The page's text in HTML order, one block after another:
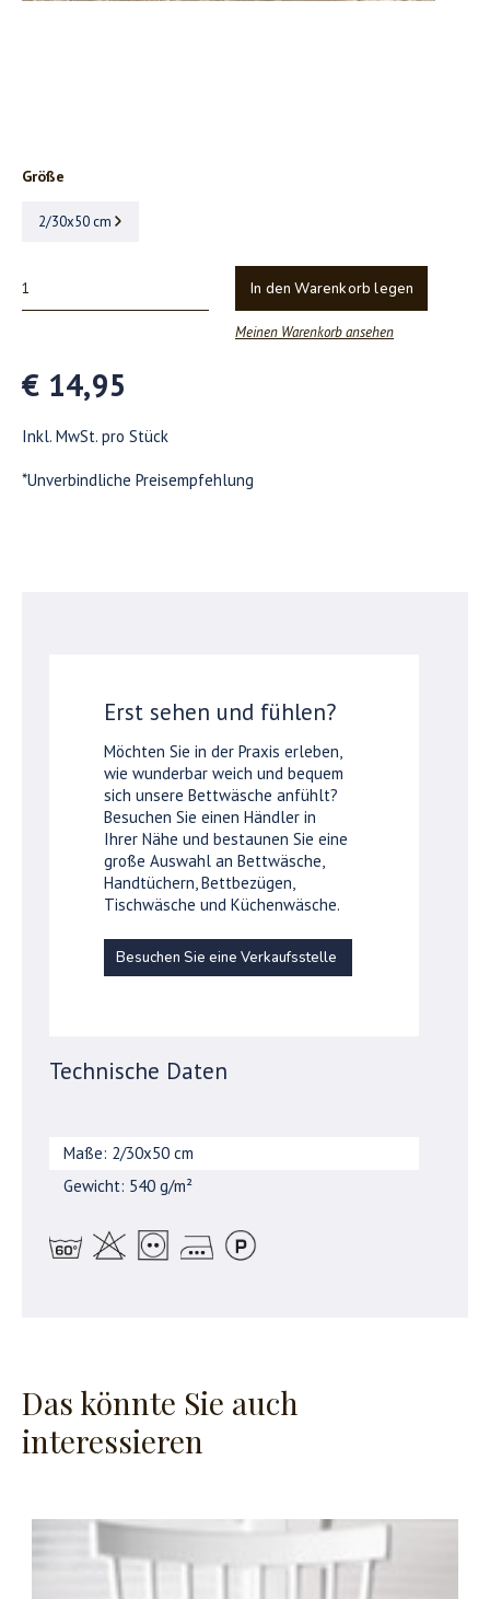
Größe
2/30x50 cm
In den Warenkorb legen
Meinen Warenkorb ansehen
€ 14,95
Inkl. MwSt. pro Stück
*Unverbindliche Preisempfehlung
Erst sehen und fühlen?
Möchten Sie in der Praxis erleben,
wie wunderbar weich und bequem
sich unsere Bettwäsche anfühlt?
Besuchen Sie einen Händler in
Ihrer Nähe und bestaunen Sie eine
große Auswahl an Bettwäsche,
Handtüchern, Bettbezügen,
Tischwäsche und Küchenwäsche.
Besuchen Sie eine Verkaufsstelle
Technische Daten
Maße: 2/30x50 cm
Gewicht: 540 g/m²
Das könnte Sie auch
interessieren